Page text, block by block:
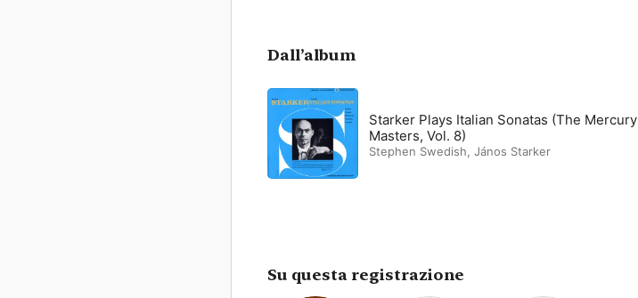
Dall’album
Starker Plays Italian Sonatas (The Mercury
Masters, Vol. 8)
Stephen Swedish, János Starker
Su questa registrazione